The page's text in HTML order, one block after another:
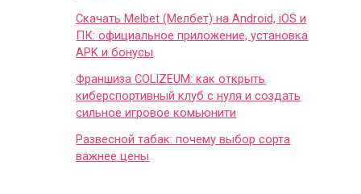
Скачать Melbet (Мелбет) на Android, iOS и
ПК: официальное приложение, установка
APK и бонусы
Франшиза COLIZEUM: как открыть
киберспортивный клуб с нуля и создать
сильное игровое комьюнити
Развесной табак: почему выбор сорта
важнее цены